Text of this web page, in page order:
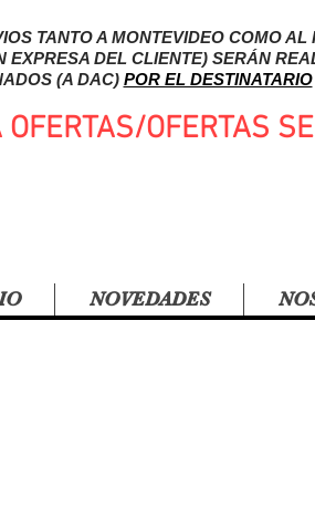
TANTO A MONTEVIDEO COMO AL
EXPRESA DEL CLIENTE) SERÁN
(A DAC) POR EL DESTINATARIO
OFERTAS/OFERTAS
NOVEDADES